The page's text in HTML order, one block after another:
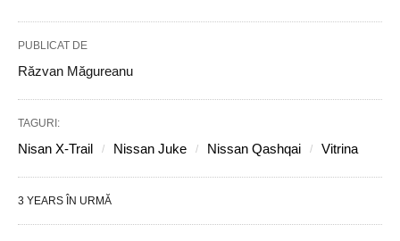
PUBLICAT DE
Răzvan Măgureanu
TAGURI:
Nisan X-Trail Nissan Juke Nissan Qashqai Vitrina
3 YEARS ÎN URMĂ